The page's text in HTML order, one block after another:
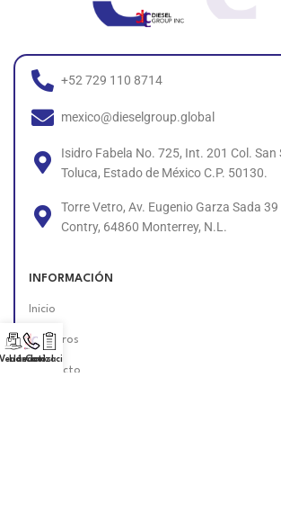
+52 729 110 8714
mexico@dieselgroup.global
Isidro Fabela No. 725, Int. 201 Col. San
Toluca, Estado de México C.P. 50130.
Torre Vetro, Av. Eugenio Garza Sada
Contry, 64860 Monterrey, N.L.
INFORMACIÓN
Inicio
Nosotros
Contacto
Llámanos!
Cotización